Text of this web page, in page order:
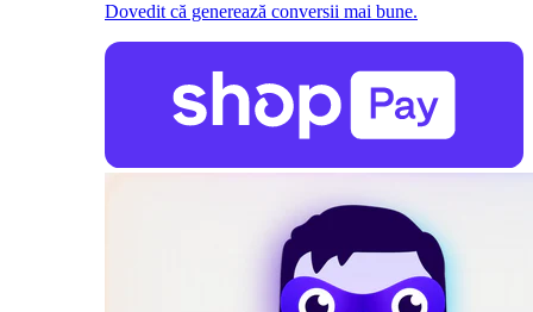
Dovedit că generează conversii mai bune.